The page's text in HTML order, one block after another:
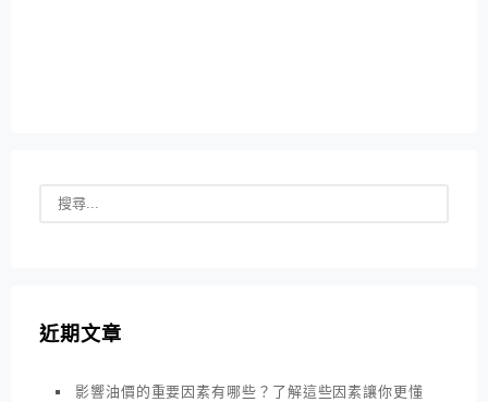
近期文章
影響油價的重要因素有哪些？了解這些因素讓你更懂